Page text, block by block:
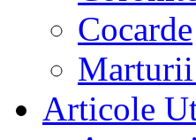
Cocarde
Articole